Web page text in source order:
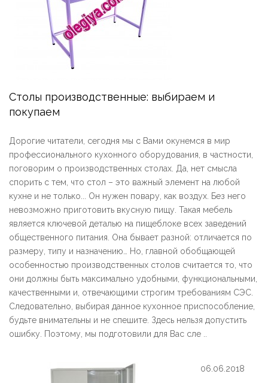
Столы производственные: выбираем и
покупаем
Дорогие читатели, сегодня мы с Вами окунемся в мир
профессионального кухонного оборудования, в частности,
поговорим о производственных столах. Да, нет смысла
спорить с тем, что стол – это важный элемент на любой
кухне и не только... Он нужен повару, как воздух. Без него
невозможно приготовить вкусную пищу. Такая мебель
является ключевой деталью на пищеблоке всех заведений
общественного питания. Она бывает разной: отличается по
размеру, типу и назначению… Но, главной обобщающей
особенностью производственных столов считается то, что
они должны быть максимально удобными, функциональными,
качественными и, отвечающими строгим требованиям СЭС.
Следовательно, выбирая данное кухонное приспособление,
будьте внимательны и не спешите. Здесь нельзя допустить
ошибку. Поэтому, мы подготовили для Вас сле ..
06.06.2018